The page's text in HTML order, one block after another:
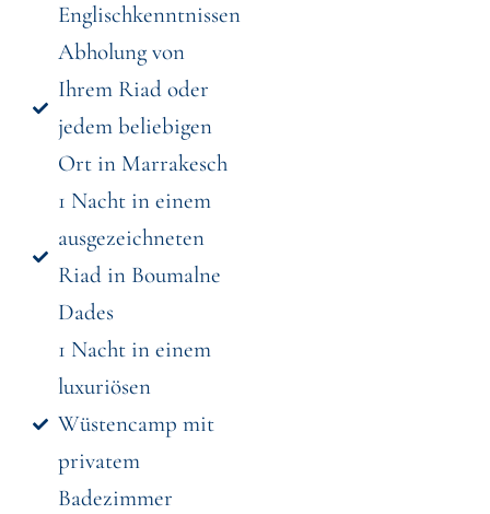
Englischkenntnissen
Abholung von
Ihrem Riad oder
jedem beliebigen
Ort in Marrakesch
1 Nacht in einem
ausgezeichneten
Riad in Boumalne
Dades
1 Nacht in einem
luxuriösen
Wüstencamp mit
privatem
Badezimmer